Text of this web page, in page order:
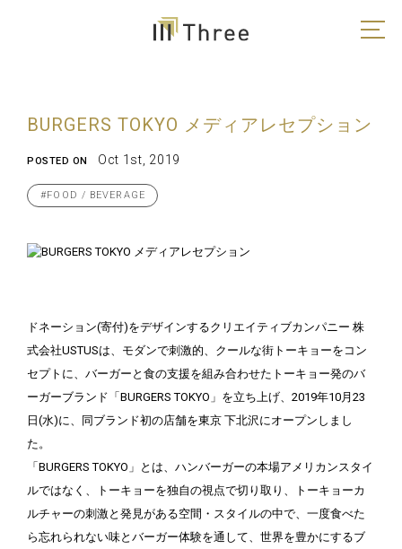
BURGERS TOKYO メディアレセプション
POSTED ON Oct 1st, 2019
#FOOD / BEVERAGE
ドネーション(寄付)をデザインするクリエイティブカンパニー 株
式会社USTUSは、モダンで刺激的、クールな街トーキョーをコン
セプトに、バーガーと食の支援を組み合わせたトーキョー発のバ
ーガーブランド「BURGERS TOKYO」を立ち上げ、2019年10月23
日(水)に、同ブランド初の店舗を東京 下北沢にオープンしまし
た。
「BURGERS TOKYO」とは、ハンバーガーの本場アメリカンスタイ
ルではなく、トーキョーを独自の視点で切り取り、トーキョーカ
ルチャーの刺激と発見がある空間・スタイルの中で、一度食べた
ら忘れられない味とバーガー体験を通して、世界を豊かにするブ